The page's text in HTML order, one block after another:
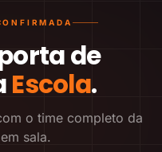
de
Escola.
o time completo da
sala.